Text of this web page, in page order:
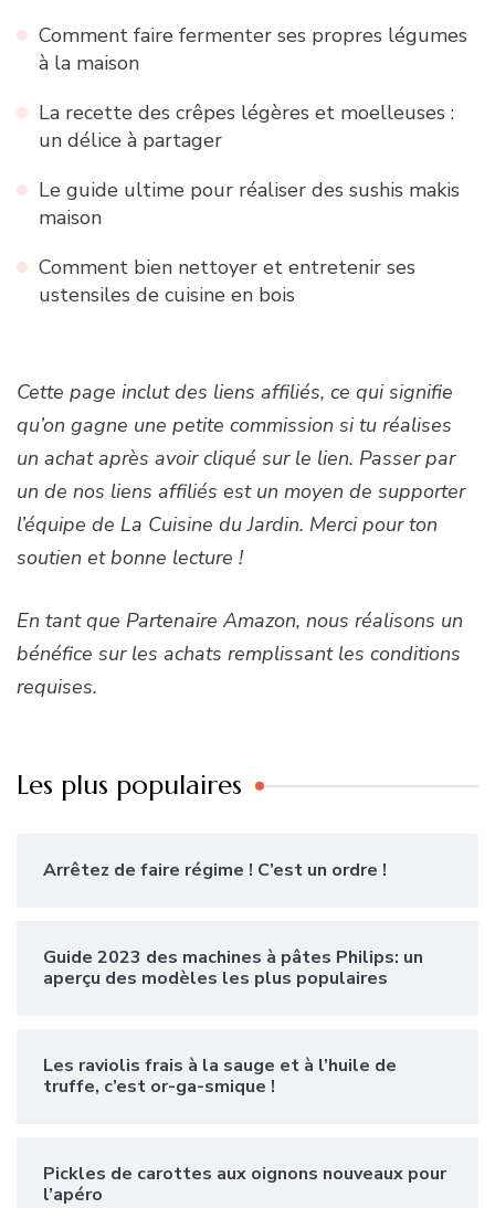
Comment faire fermenter ses propres légumes
à la maison
La recette des crêpes légères et moelleuses :
un délice à partager
Le guide ultime pour réaliser des sushis makis
maison
Comment bien nettoyer et entretenir ses
ustensiles de cuisine en bois
Cette page inclut des liens affiliés, ce qui signifie
qu’on gagne une petite commission si tu réalises
un achat après avoir cliqué sur le lien. Passer par
un de nos liens affiliés est un moyen de supporter
l’équipe de La Cuisine du Jardin. Merci pour ton
soutien et bonne lecture !
En tant que Partenaire Amazon, nous réalisons un
bénéfice sur les achats remplissant les conditions
requises.
Les plus populaires
Arrêtez de faire régime ! C’est un ordre !
Guide 2023 des machines à pâtes Philips: un
aperçu des modèles les plus populaires
Les raviolis frais à la sauge et à l’huile de
truffe, c’est or-ga-smique !
Pickles de carottes aux oignons nouveaux pour
l’apéro